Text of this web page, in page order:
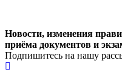
Новости, изменения
приёма документов и
Подпишитесь на нашу